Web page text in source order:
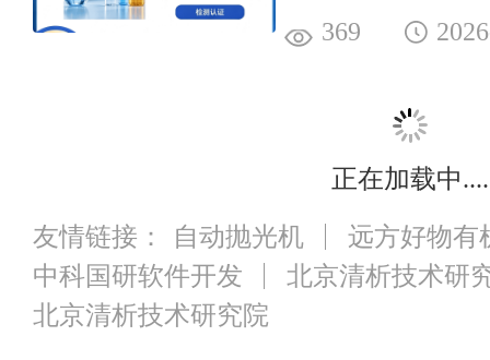
369
正在加载中....
友情链接： 自动抛光机
远方好物有
中科国研软件开发
北京清析技术研
北京清析技术研究院